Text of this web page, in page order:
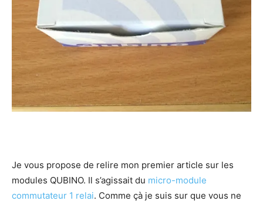
Je vous propose de relire mon premier article sur les
modules QUBINO. Il s’agissait du micro-module
commutateur 1 relai. Comme çà je suis sur que vous ne